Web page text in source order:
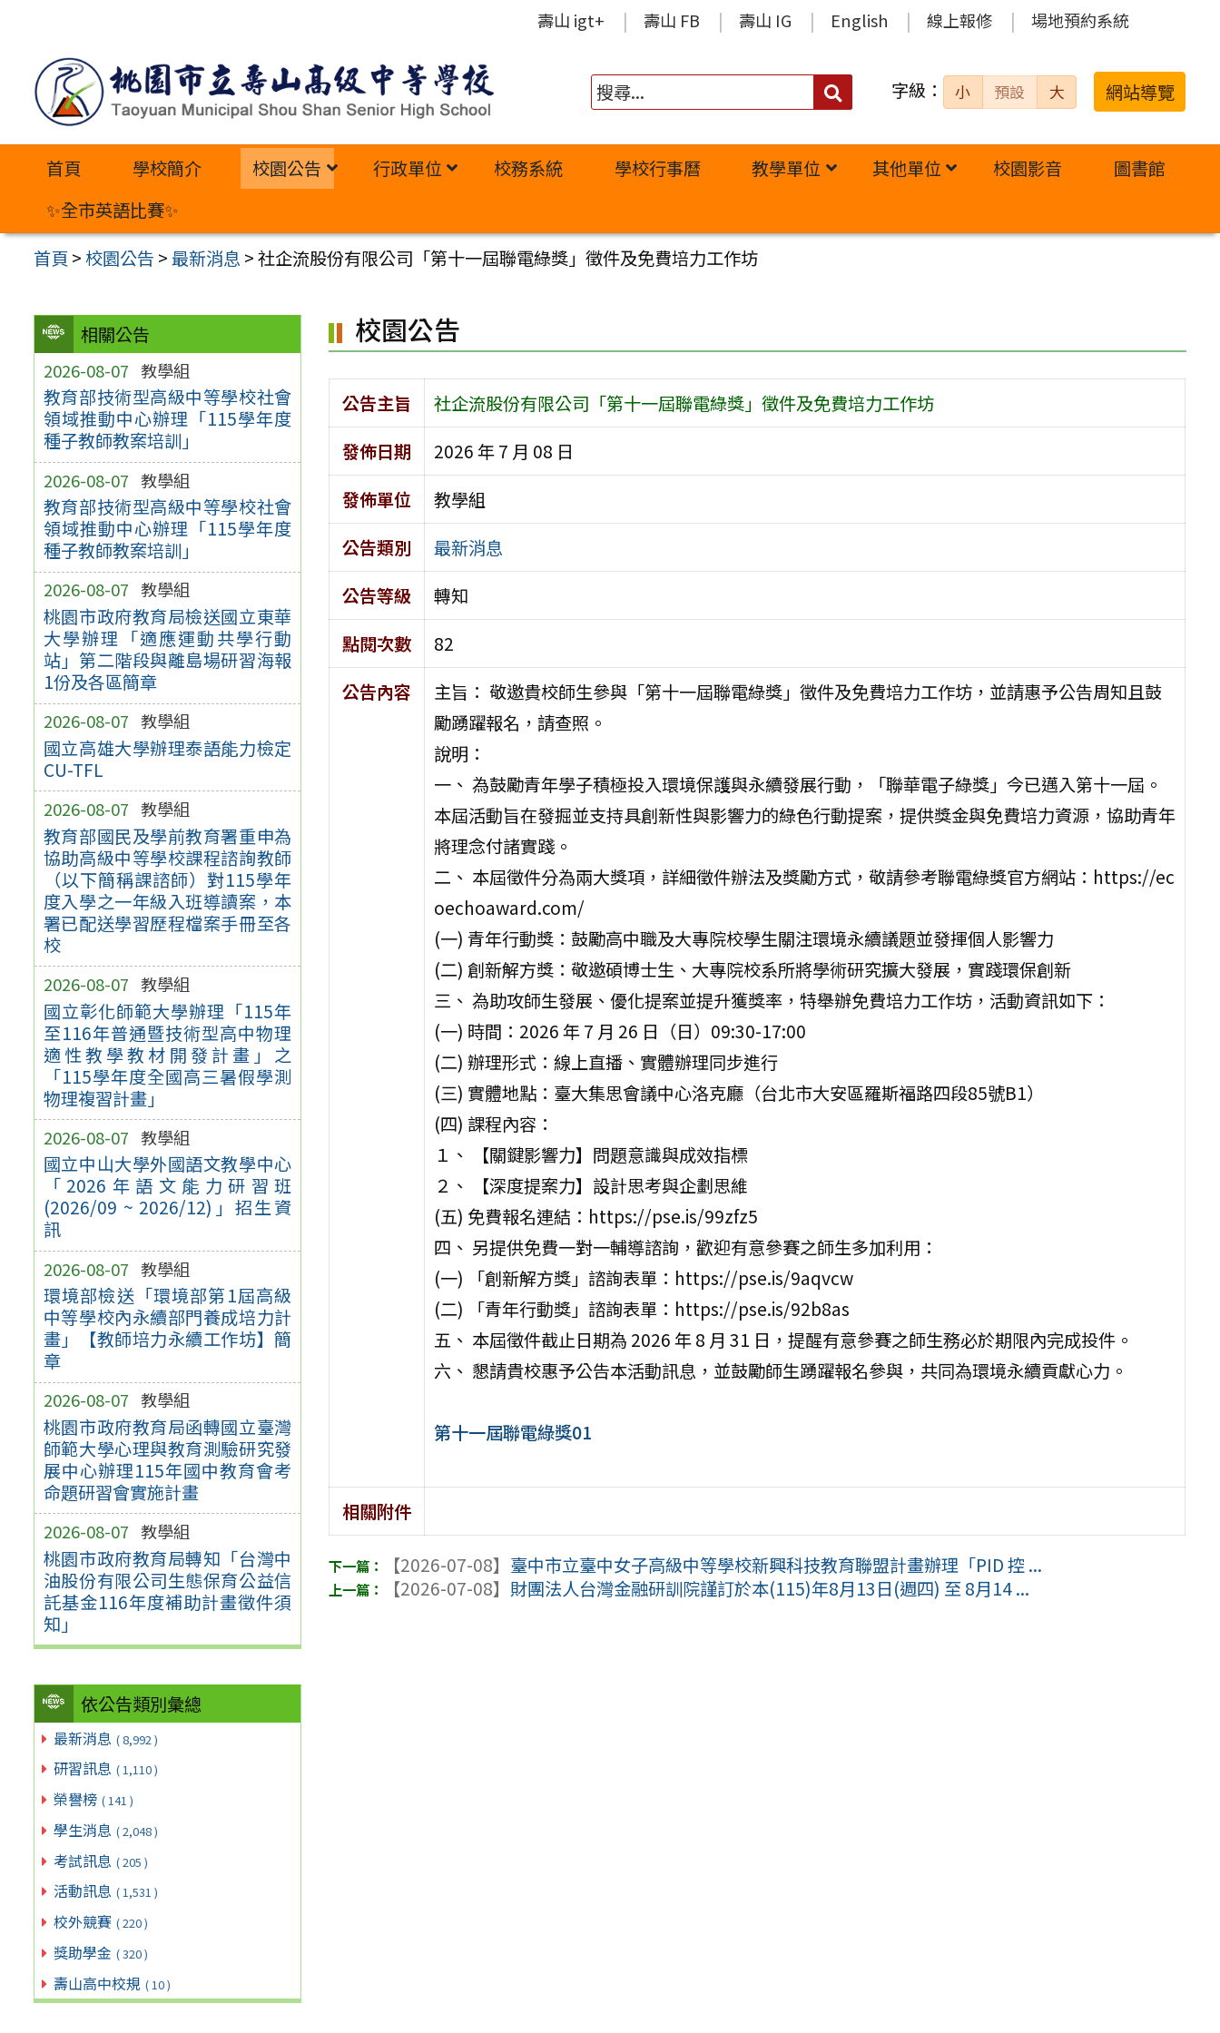
內
壽山 igt+ 壽山 FB 壽山 IG English 線上報修 場地預約系統
搜
字級： 小 預設 大 網站導覽
首頁 學校簡介 校園公告 行政單位 校務系統 學校行事曆 教學單位 其他單位 校園影音
圖書館
✨全市英語比賽✨
首頁 >校園公告 >最新消息 >社企流股份有限公司「第十一屆聯電綠獎」徵件及免費培力工作坊
相關公告
2026-08-07 教學組
教育部技術型高級中等學校社會
領域推動中心辦理「115學年度
種子教師教案培訓」
2026-08-07 教學組
教育部技術型高級中等學校社會
領域推動中心辦理「115學年度
種子教師教案培訓」
2026-08-07 教學組
桃園市政府教育局檢送國立東華
大學辦理「適應運動共學行動
站」第二階段與離島場研習海報
1份及各區簡章
2026-08-07 教學組
國立高雄大學辦理泰語能力檢定
CU-TFL
2026-08-07 教學組
教育部國民及學前教育署重申為
協助高級中等學校課程諮詢教師
（以下簡稱課諮師）對115學年
度入學之一年級入班導讀案，本
署已配送學習歷程檔案手冊至各
校
2026-08-07 教學組
國立彰化師範大學辦理「115年
至116年普通暨技術型高中物理
適性教學教材開發計畫」之
「115學年度全國高三暑假學測
物理複習計畫」
2026-08-07 教學組
國立中山大學外國語文教學中心
「2026年語文能力研習班
(2026/09 ~ 2026/12)」招生資
訊
2026-08-07 教學組
環境部檢送「環境部第1屆高級
中等學校內永續部門養成培力計
畫」【教師培力永續工作坊】簡
章
2026-08-07 教學組
桃園市政府教育局函轉國立臺灣
師範大學心理與教育測驗研究發
展中心辦理115年國中教育會考
命題研習會實施計畫
2026-08-07 教學組
桃園市政府教育局轉知「台灣中
油股份有限公司生態保育公益信
託基金116年度補助計畫徵件須
知」
依公告類別彙總
最新消息 ( 8,992 )
研習訊息 ( 1,110 )
榮譽榜 ( 141 )
學生消息 ( 2,048 )
考試訊息 ( 205 )
活動訊息 ( 1,531 )
校外競賽 ( 220 )
獎助學金 ( 320 )
壽山高中校規 ( 10 )
校園公告
公告主旨
社企流股份有限公司「第十一屆聯電綠獎」徵件及免費培力工作坊
發佈日期
2026 年 7 月 08 日
發佈單位
教學組
公告類別
最新消息
公告等級
轉知
點閱次數
82
公告內容
主旨： 敬邀貴校師生參與「第十一屆聯電綠獎」徵件及免費培力工作坊，並請惠予公告周知且鼓
勵踴躍報名，請查照。
說明：
一、 為鼓勵青年學子積極投入環境保護與永續發展行動，「聯華電子綠獎」今已邁入第十一屆。
本屆活動旨在發掘並支持具創新性與影響力的綠色行動提案，提供獎金與免費培力資源，協助青年
將理念付諸實踐。
二、 本屆徵件分為兩大獎項，詳細徵件辦法及獎勵方式，敬請參考聯電綠獎官方網站：https://ec
oechoaward.com/
(一) 青年行動獎：鼓勵高中職及大專院校學生關注環境永續議題並發揮個人影響力
(二) 創新解方獎：敬邀碩博士生、大專院校系所將學術研究擴大發展，實踐環保創新
三、 為助攻師生發展、優化提案並提升獲獎率，特舉辦免費培力工作坊，活動資訊如下：
(一) 時間：2026 年 7 月 26 日（日）09:30-17:00
(二) 辦理形式：線上直播、實體辦理同步進行
(三) 實體地點：臺大集思會議中心洛克廳（台北市大安區羅斯福路四段85號B1）
(四) 課程內容：
１、 【關鍵影響力】問題意識與成效指標
２、 【深度提案力】設計思考與企劃思維
(五) 免費報名連結：https://pse.is/99zfz5
四、 另提供免費一對一輔導諮詢，歡迎有意參賽之師生多加利用：
(一) 「創新解方獎」諮詢表單：https://pse.is/9aqvcw
(二) 「青年行動獎」諮詢表單：https://pse.is/92b8as
五、 本屆徵件截止日期為 2026 年 8 月 31 日，提醒有意參賽之師生務必於期限內完成投件。
六、 懇請貴校惠予公告本活動訊息，並鼓勵師生踴躍報名參與，共同為環境永續貢獻心力。
第十一屆聯電綠獎01
相關附件
【2026-07-08】 臺中市立臺中女子高級中等學校新興科技教育聯盟計畫辦理「PID 控 ...
【2026-07-08】 財團法人台灣金融研訓院謹訂於本(115)年8月13日(週四) 至 8月14 ...